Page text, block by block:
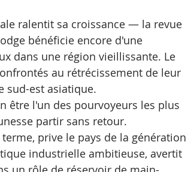
ralentit sa croissance — la revue
bénéficie encore d'une
dans une région vieillissante. Le
au rétrécissement de leur
sud-est asiatique.
être l'un des pourvoyeurs les plus
partir sans retour.
prive le pays de la génération
industrielle ambitieuse, avertit